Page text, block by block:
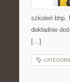
szkoleń bhp.
dokładnie
[…]